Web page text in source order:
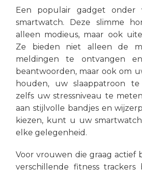
Een populair gadget onder
smartwatch. Deze slimme
alleen modieus, maar ook
Ze bieden niet alleen de
meldingen te ontvangen
beantwoorden, maar ook om
houden, uw slaappatroon
zelfs uw stressniveau te
aan stijlvolle bandjes en
kiezen, kunt u uw smartwatch
elke gelegenheid.
Voor vrouwen die graag actief
verschillende fitness trackers